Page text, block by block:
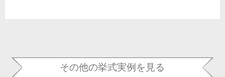
その他の挙式実例を見る